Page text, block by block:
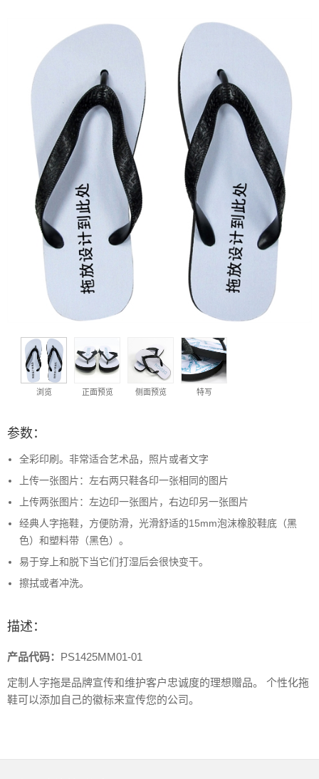
浏览 正面预览 侧面预览 特写
参数：
全彩印刷。非常适合艺术品，照片或者文字
上传一张图片：左右两只鞋各印一张相同的图片
上传两张图片：左边印一张图片，右边印另一张图片
经典人字拖鞋，方便防滑，光滑舒适的15mm泡沫橡胶鞋底（黑
色）和塑料带（黑色）。
易于穿上和脱下当它们打湿后会很快变干。
擦拭或者冲洗。
描述：
产品代码： PS1425MM01-01
定制人字拖是品牌宣传和维护客户忠诚度的理想赠品。
个性化拖
鞋可以添加自己的徽标来宣传您的公司。